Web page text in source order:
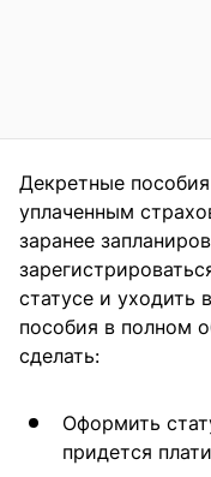
Декретные
уплаченным
заранее
статусе и уходить
пособия в полном
сделать:
Оформить
придется